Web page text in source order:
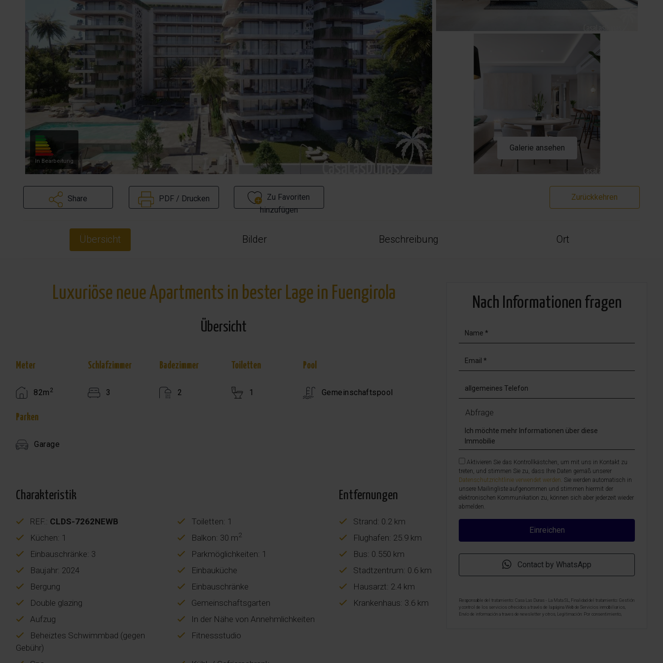
In Bearbeitung
Galerie ansehen
Share PDF / Drucken
Zu Favoriten
hinzufügen
Zurückkehren
Übersicht Bilder Beschreibung Ort
Luxuriöse neue Apartments in bester Lage in Fuengirola
Übersicht
Meter
82m 2
Schlafzimmer
3
Badezimmer
2
Toiletten
1
Pool
Gemeinschaftspool
Parken
Garage
Charakteristik
REF.: CLDS-7262NEWB
Toiletten: 1
Küchen: 1
Balkon: 30 m2
Einbauschränke: 3
Parkmöglichkeiten: 1
Baujahr: 2024
Einbauküche
Bergung
Einbauschränke
Double glazing
Gemeinschaftsgarten
Aufzug
In der Nähe von Annehmlichkeiten
Beheiztes Schwimmbad (gegen
Gebühr)
Fitnessstudio
Entfernungen
Strand: 0.2 km
Flughafen: 25.9 km
Bus: 0.550 km
Stadtzentrum: 0.6 km
Hausarzt: 2.4 km
Krankenhaus: 3.6 km
Nach Informationen fragen
Abfrage
Aktivieren Sie das Kontrollkästchen, um mit uns in Kontakt zu
treten, und stimmen Sie zu, dass Ihre Daten gemäß unserer
Datenschutzrichtlinie verwendet werden . Sie werden automatisch in
unsere Mailingliste aufgenommen und stimmen hiermit der
elektronischen Kommunikation zu, können sich aber jederzeit wieder
abmelden.
Contact by WhatsApp
Responsable del tratamiento: Casa Las Dunas - La Mata SL, Finalidad del tratamiento: Gestión
y control de los servicios ofrecidos a través de la página Web de Servicios inmobiliarios,
Envío de información a traves de newsletter y otros, Legitimación: Por consentimiento,